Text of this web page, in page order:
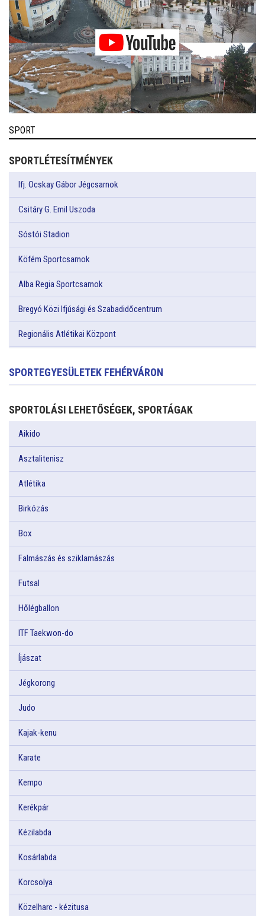
SPORT
SPORTLÉTESÍTMÉNYEK
Ifj. Ocskay Gábor Jégcsarnok
Csitáry G. Emil Uszoda
Sóstói Stadion
Köfém Sportcsarnok
Alba Regia Sportcsarnok
Bregyó Közi Ifjúsági és Szabadidőcentrum
Regionális Atlétikai Központ
SPORTEGYESÜLETEK FEHÉRVÁRON
SPORTOLÁSI LEHETŐSÉGEK, SPORTÁGAK
Aikido
Asztalitenisz
Atlétika
Birkózás
Box
Falmászás és sziklamászás
Futsal
Hőlégballon
ITF Taekwon-do
Íjászat
Jégkorong
Judo
Kajak-kenu
Karate
Kempo
Kerékpár
Kézilabda
Kosárlabda
Korcsolya
Közelharc - kézitusa